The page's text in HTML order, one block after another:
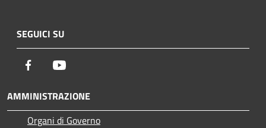
SEGUICI SU
Facebook
AMMINISTRAZIONE
Organi di Governo